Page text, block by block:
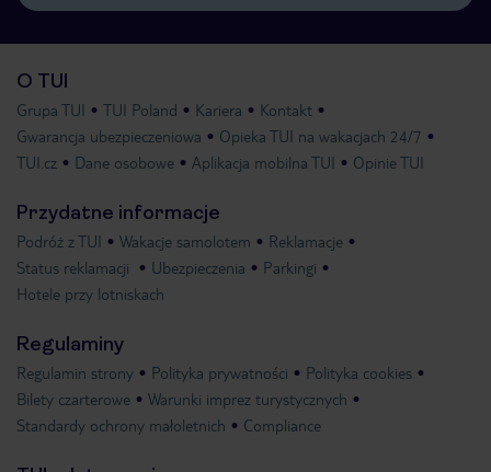
O TUI
Grupa TUI TUI Poland Kariera
Kontakt
Gwarancja ubezpieczeniowa
Opieka TUI na wakacjach 24/7
TUI.cz
Dane osobowe Aplikacja mobilna TUI Opinie TUI
Przydatne informacje
Podróż z TUI Wakacje samolotem
Reklamacje
Status reklamacji
Ubezpieczenia
Parkingi
Hotele przy lotniskach
Regulaminy
Regulamin strony Polityka prywatności
Polityka cookies
Bilety czarterowe
Warunki imprez turystycznych
Standardy ochrony małoletnich
Compliance